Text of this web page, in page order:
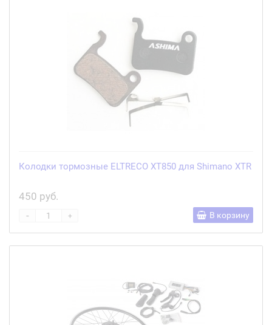
Колодки тормозные ELTRECO XT850 для Shimano XTR
450 руб.
+
- В корзину